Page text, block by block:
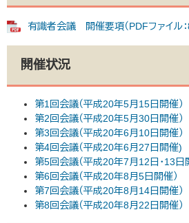
有識者会議 開催要項（PDFファイル：
開催状況
第1回会議（平成20年5月15日開催）
第2回会議（平成20年5月30日開催）
第3回会議（平成20年6月10日開催）
第4回会議（平成20年6月27日開催)
第5回会議（平成20年7月12日・13日
第6回会議（平成20年8月5日開催）
第7回会議（平成20年8月14日開催）
第8回会議（平成20年8月22日開催）